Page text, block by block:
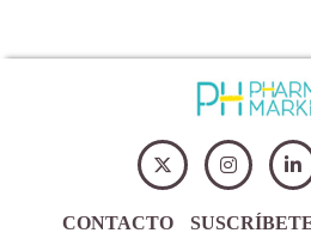
CONTACTO